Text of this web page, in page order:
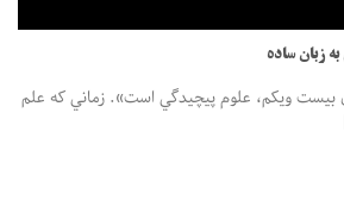
زبان ساده
ویکم، علوم پيچيدگي است». زماني كه علم